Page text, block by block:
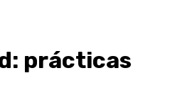
prácticas